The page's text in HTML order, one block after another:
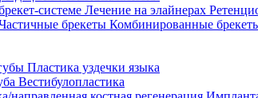
системе Лечение на элайнерах
брекеты Комбинированные
Пластика уздечки языка
Вестибулопластика